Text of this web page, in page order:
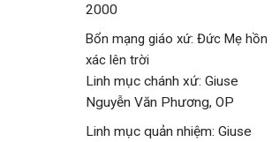
2000
Bổn mạng giáo xứ: Đức Mẹ hồn
xác lên trời
Linh mục chánh xứ: Giuse
Nguyễn Văn Phương, OP
Linh mục quản nhiệm: Giuse